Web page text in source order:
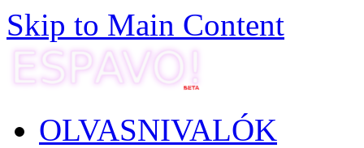
Skip to Main Content
OLVASNIVALÓK